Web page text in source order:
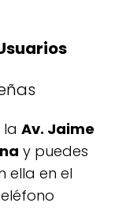
la Av. Jaime
y puedes
ella en el